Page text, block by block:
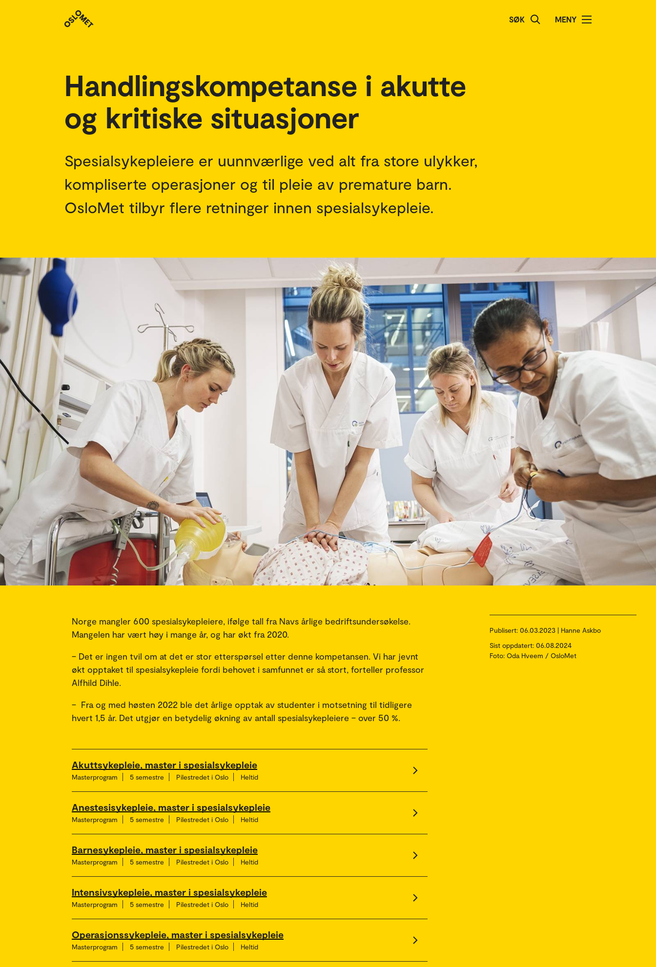
SØK MENY
Studenthistorier
Handlingskompetanse i akutte
og kritiske situasjoner
Spesialsykepleiere er uunnværlige ved alt fra store ulykker,
kompliserte operasjoner og til pleie av premature barn.
OsloMet tilbyr flere retninger innen spesialsykepleie.
Publisert: 06.03.2023 | Hanne Askbo
Sist oppdatert: 06.08.2024
Foto: Oda Hveem / OsloMet
Norge mangler 600 spesialsykepleiere, ifølge tall fra Navs årlige bedriftsundersøkelse.
Mangelen har vært høy i mange år, og har økt fra 2020.
– Det er ingen tvil om at det er stor etterspørsel etter denne kompetansen. Vi har jevnt
økt opptaket til spesialsykepleie fordi behovet i samfunnet er så stort, forteller professor
Alfhild Dihle.
– Fra og med høsten 2022 ble det årlige opptak av studenter i motsetning til tidligere
hvert 1,5 år. Det utgjør en betydelig økning av antall spesialsykepleiere – over 50 %.
Akuttsykepleie, master i spesialsykepleie
Masterprogram 5 semestre Pilestredet i Oslo Heltid
Anestesisykepleie, master i spesialsykepleie
Masterprogram 5 semestre Pilestredet i Oslo Heltid
Barnesykepleie, master i spesialsykepleie
Masterprogram 5 semestre Pilestredet i Oslo Heltid
Intensivsykepleie, master i spesialsykepleie
Masterprogram 5 semestre Pilestredet i Oslo Heltid
Operasjonssykepleie, master i spesialsykepleie
Masterprogram 5 semestre Pilestredet i Oslo Heltid